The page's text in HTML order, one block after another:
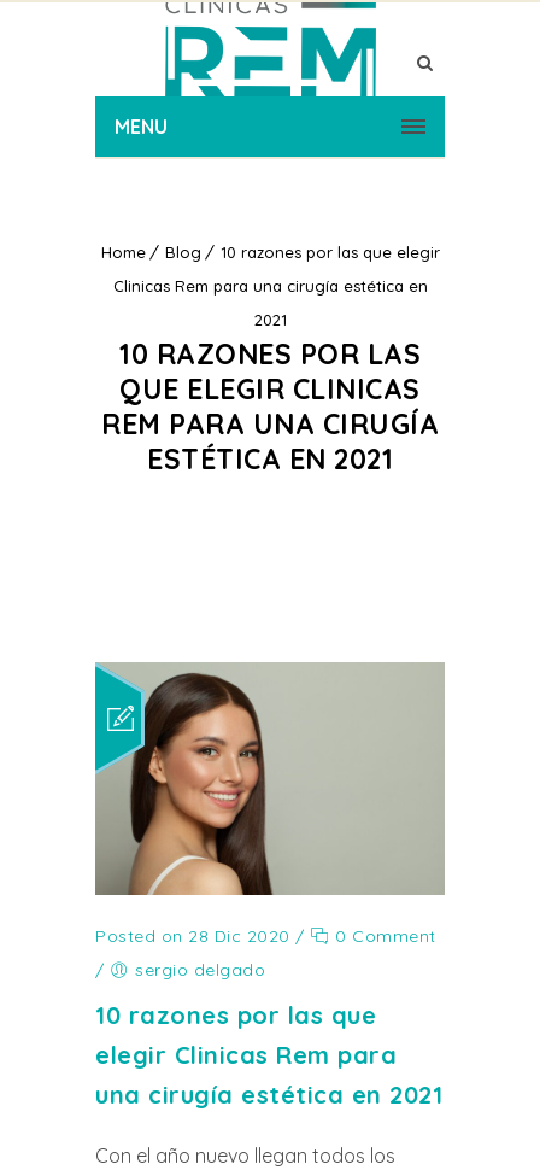
MENU
Home Blog
10 razones por las que elegir
Clinicas Rem para una cirugía estética en
2021
10 RAZONES POR LAS
QUE ELEGIR CLINICAS
REM PARA UNA CIRUGÍA
ESTÉTICA EN 2021
Posted on 28 Dic 2020 /
0 Comment
/
sergio delgado
10 razones por las que
elegir Clinicas Rem para
una cirugía estética en 2021
Con el año nuevo llegan todos los